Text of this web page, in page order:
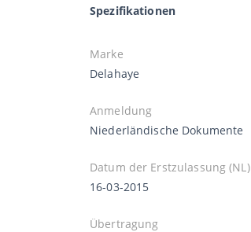
Spezifikationen
Marke
Delahaye
Anmeldung
Niederländische Dokumente
Datum der Erstzulassung (NL)
16-03-2015
Übertragung